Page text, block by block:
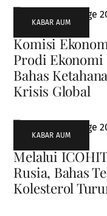
KABAR AUM
Komisi
Prodi Ekonomi
Bahas
Krisis Global
KABAR AUM
Melalui
Rusia, Bahas
Kolesterol